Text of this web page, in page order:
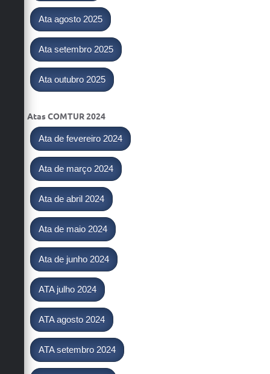
Ata agosto 2025
Ata setembro 2025
Ata outubro 2025
Atas COMTUR 2024
Ata de fevereiro 2024
Ata de março 2024
Ata de abril 2024
Ata de maio 2024
Ata de junho 2024
ATA julho 2024
ATA agosto 2024
ATA setembro 2024